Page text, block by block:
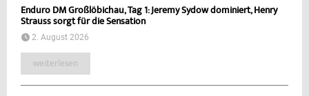
Enduro DM Großlöbichau, Tag 1: Jeremy Sydow dominiert, Henry
Strauss sorgt für die Sensation
2. August 2026
weiterlesen